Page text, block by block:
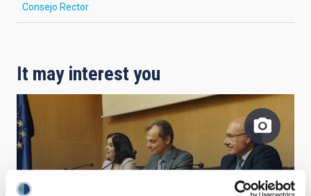
Consejo Rector
It may interest you